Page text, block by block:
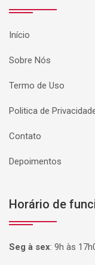
Início
Sobre Nós
Termo de Uso
Politica de
Contato
Depoimentos
Horário de
Seg à sex: 9h às